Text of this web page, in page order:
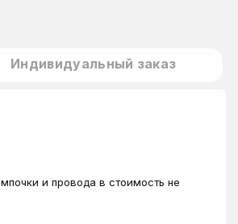
Индивидуальный заказ
и провода в стоимость не